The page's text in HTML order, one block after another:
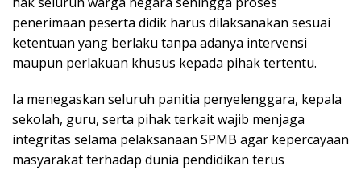
penerimaan peserta didik harus dilaksanakan sesuai
ketentuan yang berlaku tanpa adanya intervensi
maupun perlakuan khusus kepada pihak tertentu.
Ia menegaskan seluruh panitia penyelenggara, kepala
sekolah, guru, serta pihak terkait wajib menjaga
integritas selama pelaksanaan SPMB agar kepercayaan
masyarakat terhadap dunia pendidikan terus